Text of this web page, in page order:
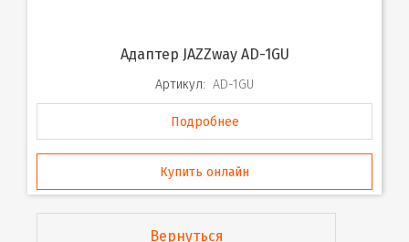
Адаптер JAZZway AD-1GU
Артикул: AD-1GU
Подробнее
Купить онлайн
Вернуться